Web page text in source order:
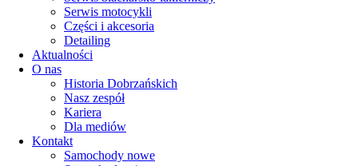
Serwis motocykli
Części i akcesoria
Detailing
Aktualności
O nas
Historia Dobrzańskich
Nasz zespół
Kariera
Dla mediów
Kontakt
Samochody nowe